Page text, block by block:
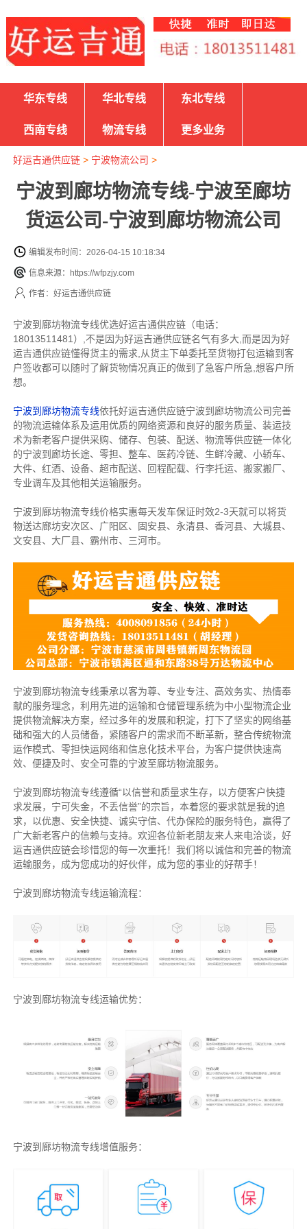
华东专线 华北专线 东北专线
西南专线 物流专线 更多业务
好运吉通供应链> 宁波物流公司 >
宁波到廊坊物流专线-宁波至廊坊
货运公司-宁波到廊坊物流公司
编辑发布时间：2026-04-15 10:18:34
信息来源：https://wfpzjy.com
作者：好运吉通供应链
宁波到廊坊物流专线优选好运吉通供应链（电话：
18013511481）,不是因为好运吉通供应链名气有多大,而是因为好
运吉通供应链懂得货主的需求,从货主下单委托至货物打包运输到客
户签收都可以随时了解货物情况真正的做到了急客户所急,想客户所
想。
宁波到廊坊物流专线依托好运吉通供应链宁波到廊坊物流公司完善
的物流运输体系及运用优质的网络资源和良好的服务质量、装运技
术为新老客户提供采购、储存、包装、配送、物流等供应链一体化
的宁波到廊坊长途、零担、整车、医药冷链、生鲜冷藏、小轿车、
大件、红酒、设备、超市配送、回程配载、行李托运、搬家搬厂、
专业调车及其他相关运输服务。
宁波到廊坊物流专线价格实惠每天发车保证时效2-3天就可以将货
物送达廊坊安次区、广阳区、固安县、永清县、香河县、大城县、
文安县、大厂县、霸州市、三河市。
宁波到廊坊物流专线秉承以客为尊、专业专注、高效务实、热情奉
献的服务理念，利用先进的运输和仓储管理系统为中小型物流企业
提供物流解决方案，经过多年的发展和积淀，打下了坚实的网络基
础和强大的人员储备，紧随客户的需求而不断革新，整合传统物流
运作模式、零担快运网络和信息化技术平台，为客户提供快速高
效、便捷及时、安全可靠的宁波至廊坊物流服务。
宁波到廊坊物流专线遵循“以信誉和质量求生存，以方便客户快捷
求发展，宁可失金，不丢信誉”的宗旨，本着您的要求就是我的追
求，以优惠、安全快捷、诚实守信、代办保险的服务特色，赢得了
广大新老客户的信赖与支持。欢迎各位新老朋友来人来电洽谈，好
运吉通供应链会珍惜您的每一次重托！我们将以诚信和完善的物流
运输服务，成为您成功的好伙伴，成为您的事业的好帮手！
宁波到廊坊物流专线运输流程：
宁波到廊坊物流专线运输优势：
宁波到廊坊物流专线增值服务：